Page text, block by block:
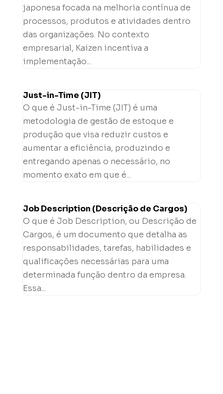
japonesa focada na melhoria contínua de
processos, produtos e atividades dentro
das organizações. No contexto
empresarial, Kaizen incentiva a
implementação...
Just-in-Time (JIT)
O que é Just-in-Time (JIT) é uma
metodologia de gestão de estoque e
produção que visa reduzir custos e
aumentar a eficiência, produzindo e
entregando apenas o necessário, no
momento exato em que é...
Job Description (Descrição de Cargos)
O que é Job Description, ou Descrição de
Cargos, é um documento que detalha as
responsabilidades, tarefas, habilidades e
qualificações necessárias para uma
determinada função dentro da empresa.
Essa...